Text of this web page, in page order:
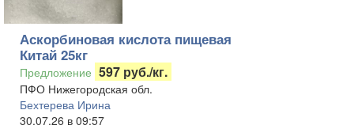
Аскорбиновая кислота пищевая
Китай 25кг
Предложение 597 руб./кг.
ПФО Нижегородская обл.
Бехтерева Ирина
30.07.26 в 09:57